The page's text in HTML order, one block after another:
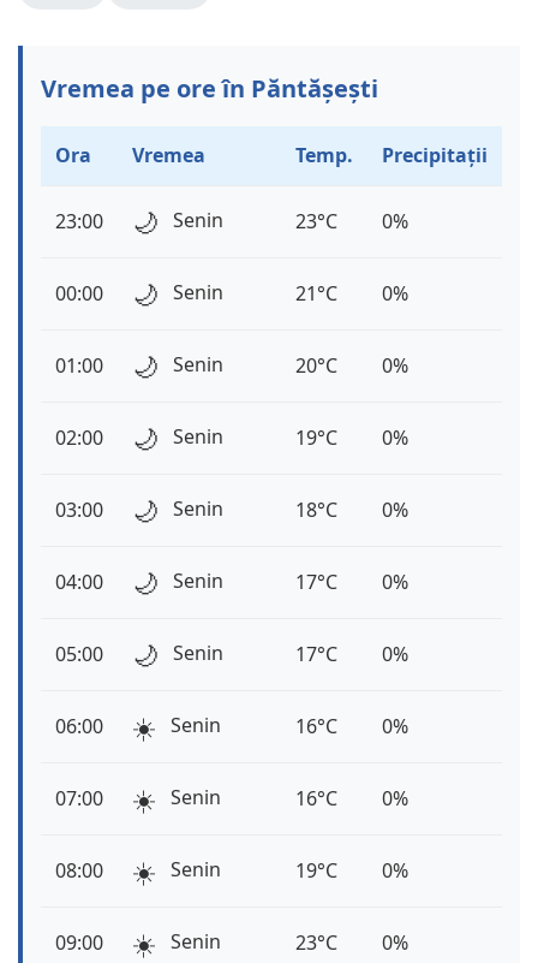
Vremea pe ore în Păntășești
Ora Vremea Temp. Precipitații
23:00 🌙 Senin 23°C 0%
00:00 🌙 Senin 21°C 0%
01:00 🌙 Senin 20°C 0%
02:00 🌙 Senin 19°C 0%
03:00 🌙 Senin 18°C 0%
04:00 🌙 Senin 17°C 0%
05:00 🌙 Senin 17°C 0%
06:00 ☀️ Senin 16°C 0%
07:00 ☀️ Senin 16°C 0%
08:00 ☀️ Senin 19°C 0%
09:00 ☀️ Senin 23°C 0%